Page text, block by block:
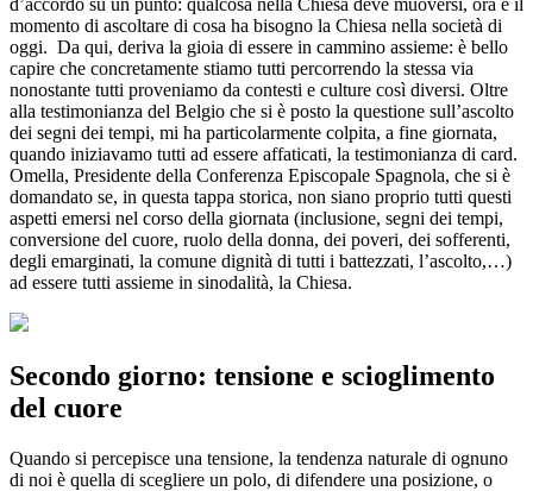
d’accordo su un punto: qualcosa nella Chiesa deve muoversi, ora è il
momento di ascoltare di cosa ha bisogno la Chiesa nella società di
oggi. Da qui, deriva la gioia di essere in cammino assieme: è bello
capire che concretamente stiamo tutti percorrendo la stessa via
nonostante tutti proveniamo da contesti e culture così diversi. Oltre
alla testimonianza del Belgio che si è posto la questione sull’ascolto
dei segni dei tempi, mi ha particolarmente colpita, a fine giornata,
quando iniziavamo tutti ad essere affaticati, la testimonianza di card.
Omella, Presidente della Conferenza Episcopale Spagnola, che si è
domandato se, in questa tappa storica, non siano proprio tutti questi
aspetti emersi nel corso della giornata (inclusione, segni dei tempi,
conversione del cuore, ruolo della donna, dei poveri, dei sofferenti,
degli emarginati, la comune dignità di tutti i battezzati, l’ascolto,…)
ad essere tutti assieme in sinodalità, la Chiesa.
Secondo giorno: tensione e scioglimento
del cuore
Quando si percepisce una tensione, la tendenza naturale di ognuno
di noi è quella di scegliere un polo, di difendere una posizione, o